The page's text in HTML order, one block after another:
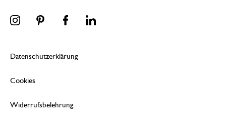
Datenschutzerklärung
Cookies
Widerrufsbelehrung